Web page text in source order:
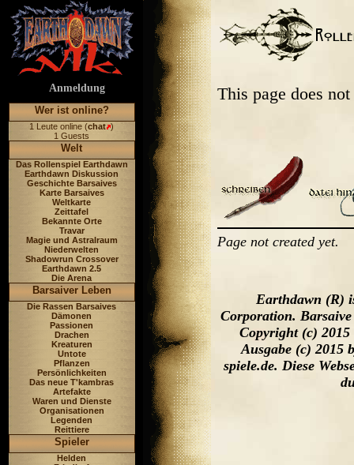
Anmeldung
Wer ist online?
1 Leute online (chat )
1 Guests
Welt
Das Rollenspiel Earthdawn
Earthdawn Diskussion
Geschichte Barsaives
Karte Barsaives
Weltkarte
Zeittafel
Bekannte Orte
Travar
Magie und Astralraum
Niederwelten
Shadowrun Crossover
Earthdawn 2.5
Die Arena
Barsaiver Leben
Die Rassen Barsaives
Dämonen
Passionen
Drachen
Kreaturen
Untote
Pflanzen
Persönlichkeiten
Das neue T'kambras
Artefakte
Waren und Dienste
Organisationen
Legenden
Reittiere
Spieler
Helden
This page does
Page not created yet.
Earthdawn (R)
Corporation.
Copyright (c)
Ausgabe (c) 2015
spiele.de. Diese